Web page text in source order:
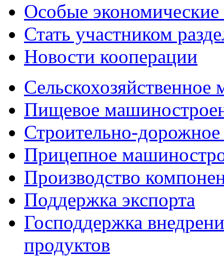
Особые
Стать участником
Новости кооперации
Пищевое
Строительно-
Прицепное
Производство
Поддержка экспорта
Господдержка
продуктов